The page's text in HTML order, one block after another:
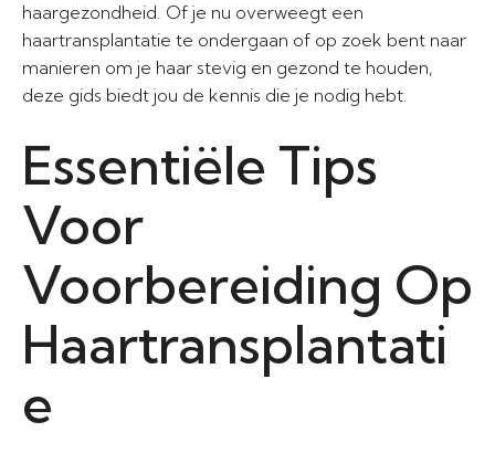
haargezondheid. Of je nu overweegt een
haartransplantatie te ondergaan of op zoek bent naar
manieren om je haar stevig en gezond te houden,
deze gids biedt jou de kennis die je nodig hebt.
Essentiële Tips
Voor
Voorbereiding Op
Haartransplantati
e